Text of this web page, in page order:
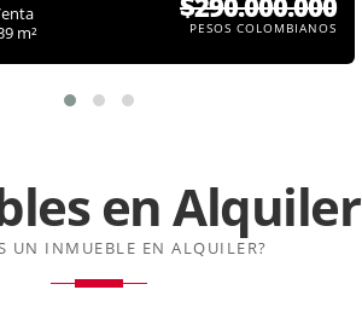
m² PESOS COLOMBIANOS
enAlquiler
UN INMUEBLE EN ALQUILER?